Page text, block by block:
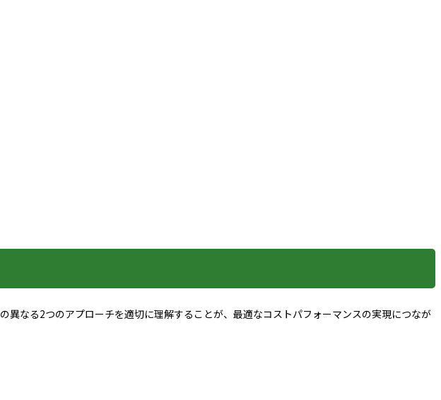
なる2つのアプローチを適切に理解することが、最適なコストパフォーマンスの実現につなが